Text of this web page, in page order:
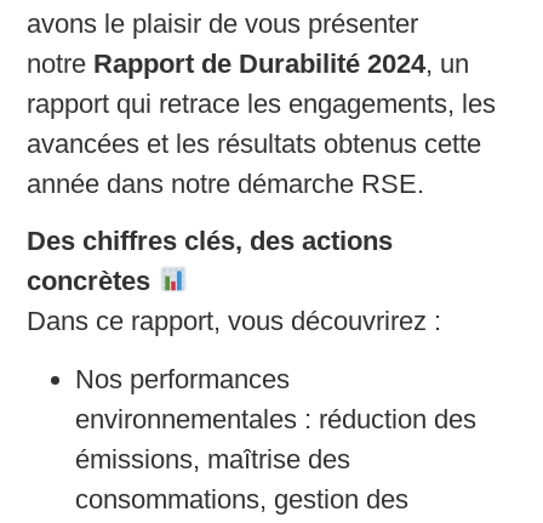
avons le plaisir de vous présenter
notre Rapport de Durabilité 2024, un
rapport qui retrace les engagements, les
avancées et les résultats obtenus cette
année dans notre démarche RSE.
Des chiffres clés, des actions
concrètes
Dans ce rapport, vous découvrirez :
Nos performances
environnementales : réduction des
émissions, maîtrise des
consommations, gestion des